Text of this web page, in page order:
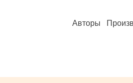
Авторы